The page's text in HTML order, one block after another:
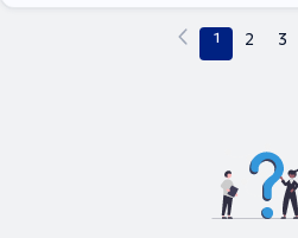
1 2 3